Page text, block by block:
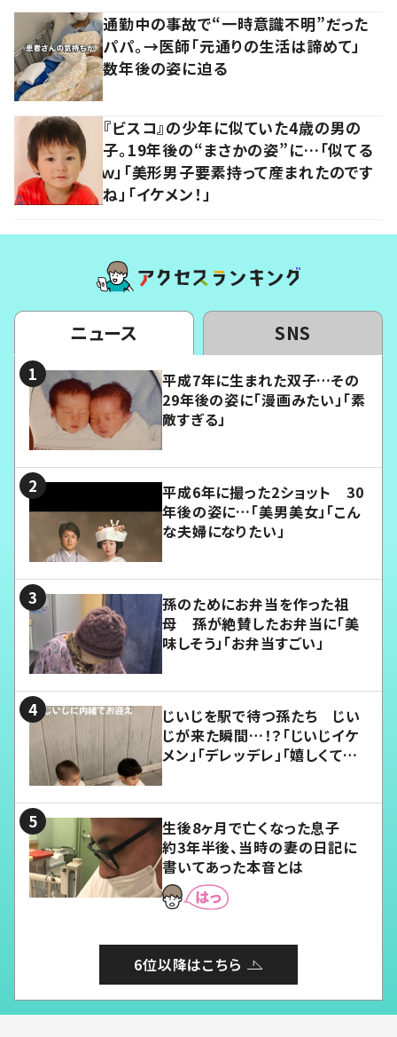
通勤中の事故で“一時意識不明”だった
パパ。→医師「元通りの生活は諦めて」
数年後の姿に迫る
『ビスコ』の少年に似ていた4歳の男の
子。19年後の“まさかの姿”に…「似てる
ｗ」「美形男子要素持って産まれたのです
ね」「イケメン！」
ニュース SNS
平成7年に生まれた双子…その
29年後の姿に「漫画みたい」「素
敵すぎる」
平成6年に撮った2ショット 30
年後の姿に…「美男美女」「こん
な夫婦になりたい」
孫のためにお弁当を作った祖
母 孫が絶賛したお弁当に「美
味しそう」「お弁当すごい」
じいじを駅で待つ孫たち じい
じが来た瞬間…！？「じいじイケ
メン」「デレッデレ」「嬉しくて可
生後8ヶ月で亡くなった息子
約3年半後、当時の妻の日記に
書いてあった本音とは
6位以降はこちら